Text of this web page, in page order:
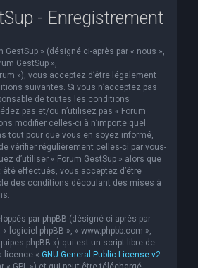
- Enregistrement
GestSup » (désigné ci-après par « nous »,
GestSup »,
»), vous acceptez d’être légalement
suivantes. Si vous n’acceptez pas
de toutes les conditions
pas et/ou n’utilisez pas « Forum
modifier celles-ci à n’importe quel
tout pour que vous en soyez informé,
vérifier régulièrement celles-ci par vous-
d’utiliser « Forum GestSup » alors que
effectués, vous acceptez d’être
des conditions découlant des mises à
par phpBB (désigné ci-après par
« logiciel phpBB », « www.phpbb.com »,
phpBB ») qui est un script libre de
licence « GNU General Public License v2